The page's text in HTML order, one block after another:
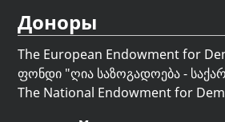
Доноры
The European Endowment for
ფონდი "ღია საზოგადოება -
The National Endowment for